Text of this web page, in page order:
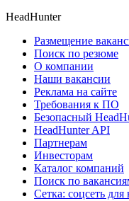
HeadHunter
Размещение
Поиск по резюме
О компании
Наши вакансии
Реклама на сайте
Требования к ПО
Безопасный
HeadHunter API
Партнерам
Инвесторам
Каталог компаний
Поиск по
Сетка: соцсеть для